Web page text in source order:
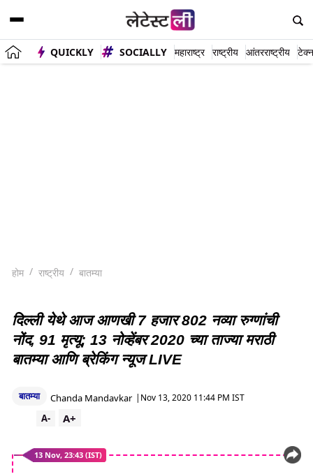
QUICKLY SOCIALLY महाराष्ट्र राष्ट्रीय आंतरराष्ट्रीय
होम राष्ट्रीय बातम्या
दिल्ली येथे आज आणखी 7 हजार 802 नव्या रुग्णांची
नोंद, 91 मृत्यू; 13 नोव्हेंबर 2020 च्या ताज्या मराठी
बातम्या आणि ब्रेकिंग न्यूज LIVE
बातम्या Chanda Mandavkar | Nov 13, 2020 11:44 PM IST
A+
A-
13 Nov, 23:43 (IST)